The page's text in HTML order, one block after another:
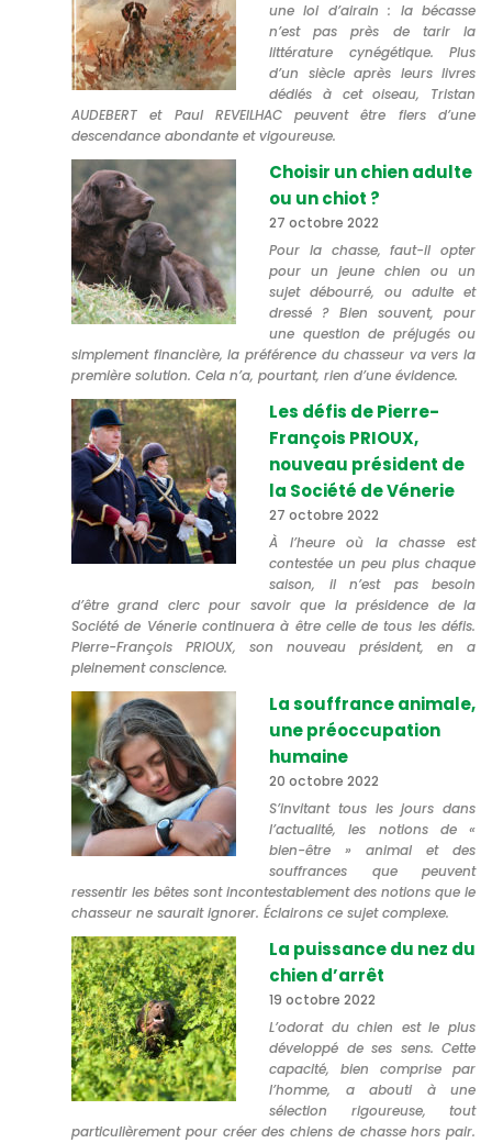
une loi d’airain : la bécasse
n’est pas près de tarir la
littérature cynégétique. Plus
d’un siècle après leurs livres
dédiés à cet oiseau, Tristan
AUDEBERT et Paul REVEILHAC peuvent être fiers d’une
descendance abondante et vigoureuse.
Choisir un chien adulte
ou un chiot ?
27 octobre 2022
Pour la chasse, faut-il opter
pour un jeune chien ou un
sujet débourré, ou adulte et
dressé ? Bien souvent, pour
une question de préjugés ou
simplement financière, la préférence du chasseur va vers la
première solution. Cela n’a, pourtant, rien d’une évidence.
Les défis de Pierre-
François PRIOUX,
nouveau président de
la Société de Vénerie
27 octobre 2022
À l’heure où la chasse est
contestée un peu plus chaque
saison, il n’est pas besoin
d’être grand clerc pour savoir que la présidence de la
Société de Vénerie continuera à être celle de tous les défis.
Pierre-François PRIOUX, son nouveau président, en a
pleinement conscience.
La souffrance animale,
une préoccupation
humaine
20 octobre 2022
S’invitant tous les jours dans
l’actualité, les notions de «
bien-être » animal et des
souffrances que peuvent
ressentir les bêtes sont incontestablement des notions que le
chasseur ne saurait ignorer. Éclairons ce sujet complexe.
La puissance du nez du
chien d’arrêt
19 octobre 2022
L’odorat du chien est le plus
développé de ses sens. Cette
capacité, bien comprise par
l’homme, a abouti à une
sélection rigoureuse, tout
particulièrement pour créer des chiens de chasse hors pair.